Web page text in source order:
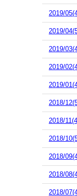
2019/
2019/
2019/
2019/
2019/
2018/
2018/
2018/
2018/
2018/
2018/